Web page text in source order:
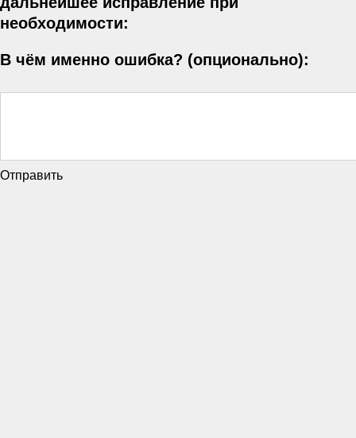
необходимости:
В чём именно ошибка? (опционально):
Отправить